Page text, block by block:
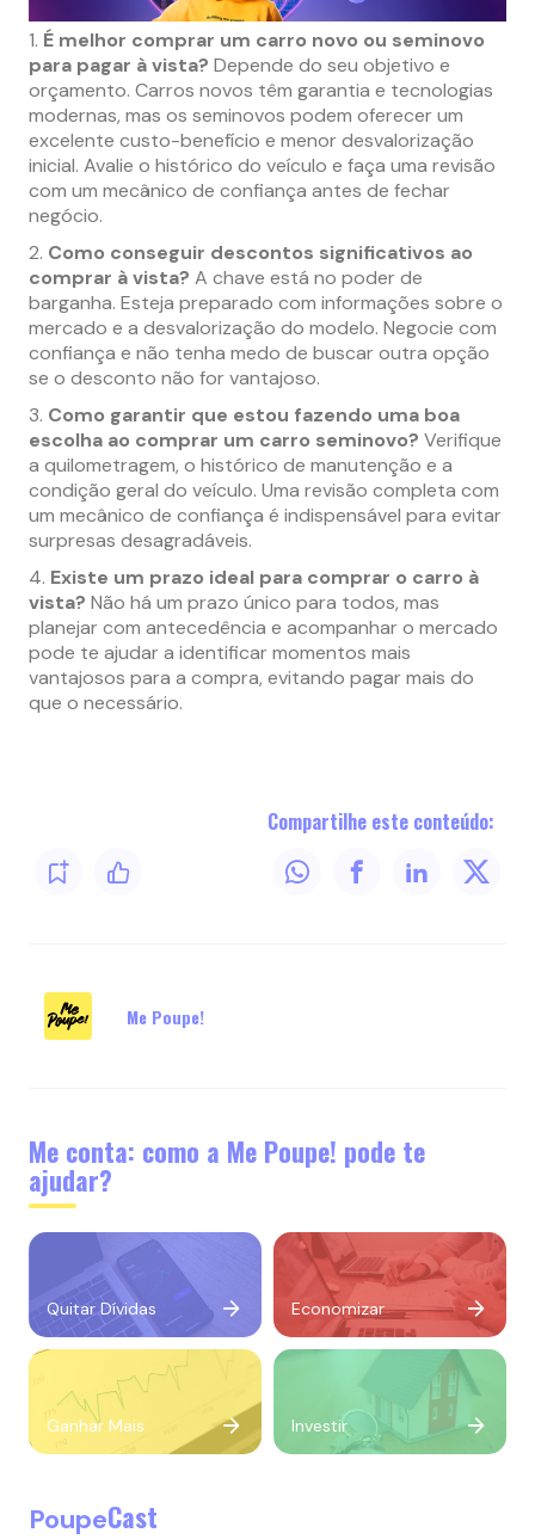
É melhor comprar um carro novo ou seminovo
para pagar à vista? Depende do seu objetivo e
orçamento. Carros novos têm garantia e tecnologias
modernas, mas os seminovos podem oferecer um
excelente custo-benefício e menor desvalorização
inicial. Avalie o histórico do veículo e faça uma revisão
com um mecânico de confiança antes de fechar
negócio.
Como conseguir descontos significativos ao
comprar à vista? A chave está no poder de
barganha. Esteja preparado com informações sobre o
mercado e a desvalorização do modelo. Negocie com
confiança e não tenha medo de buscar outra opção
se o desconto não for vantajoso.
Como garantir que estou fazendo uma boa
escolha ao comprar um carro seminovo? Verifique
a quilometragem, o histórico de manutenção e a
condição geral do veículo. Uma revisão completa com
um mecânico de confiança é indispensável para evitar
surpresas desagradáveis.
Existe um prazo ideal para comprar o carro à
vista? Não há um prazo único para todos, mas
planejar com antecedência e acompanhar o mercado
pode te ajudar a identificar momentos mais
vantajosos para a compra, evitando pagar mais do
que o necessário.
Compartilhe este conteúdo:
Me Poupe!
Me conta: como a Me Poupe! pode te
ajudar?
Quitar Dívidas Economizar
Ganhar Mais Investir
PoupeCast